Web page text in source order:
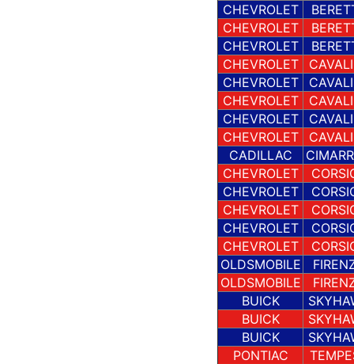
CHEVROLET
CHEVROLET
CHEVROLET
CHEVROLET
CHEVROLET
CHEVROLET
CHEVROLET
CHEVROLET
CADILLAC
CHEVROLET
CHEVROLET
CHEVROLET
CHEVROLET
CHEVROLET
OLDSMOBILE
OLDSMOBILE
BUICK
BUICK
BUICK
PONTIAC